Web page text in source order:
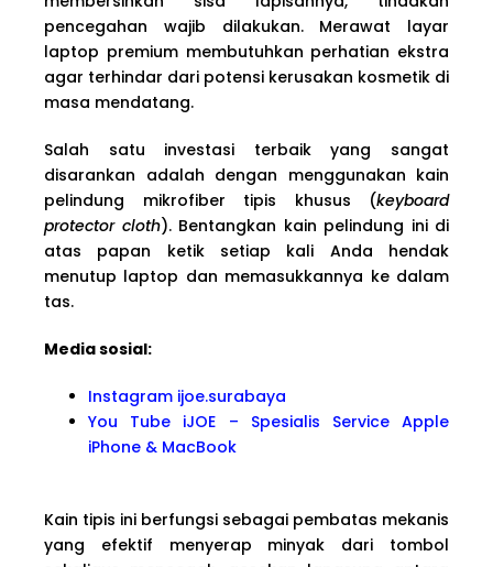
pencegahan wajib dilakukan. Merawat layar
laptop premium membutuhkan perhatian ekstra
agar terhindar dari potensi kerusakan kosmetik di
masa mendatang.
Salah satu investasi terbaik yang sangat
disarankan adalah dengan menggunakan kain
pelindung mikrofiber tipis khusus (keyboard
protector cloth). Bentangkan kain pelindung ini di
atas papan ketik setiap kali Anda hendak
menutup laptop dan memasukkannya ke dalam
tas.
Media sosial:
Instagram ijoe.surabaya
You Tube iJOE – Spesialis Service Apple
iPhone & MacBook
Kain tipis ini berfungsi sebagai pembatas mekanis
yang efektif menyerap minyak dari tombol